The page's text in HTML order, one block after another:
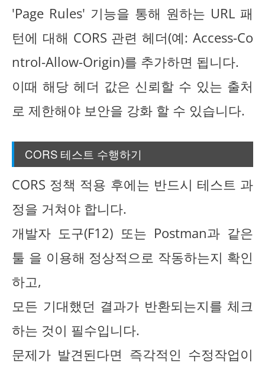
'Page Rules' 기능을 통해 원하는 URL 패
턴에 대해 CORS 관련 헤더(예: Access-Co
ntrol-Allow-Origin)를 추가하면 됩니다.
이때 해당 헤더 값은 신뢰할 수 있는 출처
로 제한해야 보안을 강화 할 수 있습니다.
CORS 테스트 수행하기
CORS 정책 적용 후에는 반드시 테스트 과
정을 거쳐야 합니다.
개발자 도구(F12) 또는 Postman과 같은
툴 을 이용해 정상적으로 작동하는지 확인
하고,
모든 기대했던 결과가 반환되는지를 체크
하는 것이 필수입니다.
문제가 발견된다면 즉각적인 수정작업이